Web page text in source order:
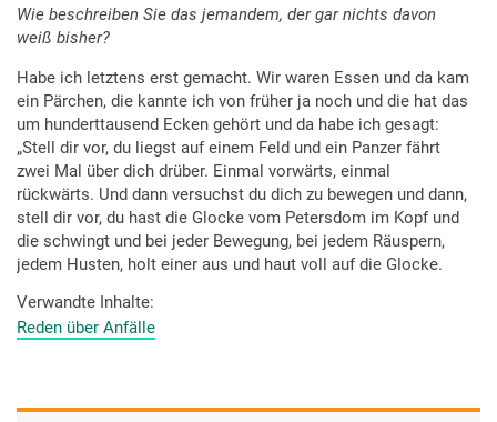
Wie beschreiben Sie das jemandem, der gar nichts davon
weiß bisher?
Habe ich letztens erst gemacht. Wir waren Essen und da kam
ein Pärchen, die kannte ich von früher ja noch und die hat das
um hunderttausend Ecken gehört und da habe ich gesagt:
„Stell dir vor, du liegst auf einem Feld und ein Panzer fährt
zwei Mal über dich drüber. Einmal vorwärts, einmal
rückwärts. Und dann versuchst du dich zu bewegen und dann,
stell dir vor, du hast die Glocke vom Petersdom im Kopf und
die schwingt und bei jeder Bewegung, bei jedem Räuspern,
jedem Husten, holt einer aus und haut voll auf die Glocke.
So, so ungefähr musst du dir das vorstellen. Das ist so zwei,
drei Tage- also zwei Tage ist es richtig heftig. So am dritten
Verwandte Inhalte
Reden über Anfälle